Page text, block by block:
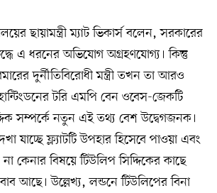
ছায়ামন্ত্রী ম্যাট ভিকার্স বলেন, সরকারের
এ ধরনের অভিযোগ অগ্রহণযোগ্য। কিন্তু
দুর্নীতিবিরোধী মন্ত্রী তখন তা আরও
টরি এমপি বেন ওবেস-জেকটি
সম্পর্কে নতুন এই তথ্য বেশ উদ্বেগজনক।
যাচ্ছে ফ্ল্যাটটি উপহার হিসেবে পাওয়া এবং
কেনার বিষয়ে টিউলিপ সিদ্দিকের কাছে
আছে। উল্লেখ্য, লন্ডনে টিউলিপের বিনা